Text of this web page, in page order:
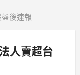
盤後速報
人賣超台